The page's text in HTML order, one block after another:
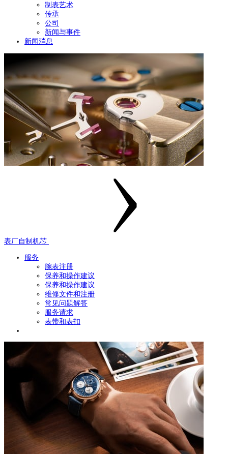
制表艺术
传承
公司
新闻与事件
新闻消息
表厂自制机芯
服务
腕表注册
保养和操作建议
保养和操作建议
维修文件和注册
常见问题解答
服务请求
表带和表扣